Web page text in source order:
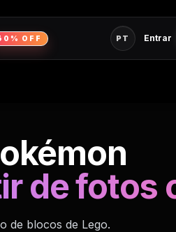
OFF PT Entrar
de fotos
de blocos de Lego.